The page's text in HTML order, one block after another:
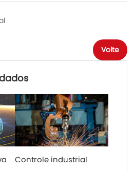
Volte
Controle industrial